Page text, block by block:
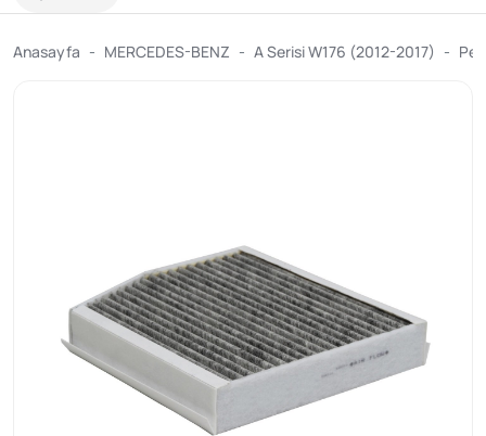
Anasayfa MERCEDES-BENZ A Serisi W176 (2012-2017)